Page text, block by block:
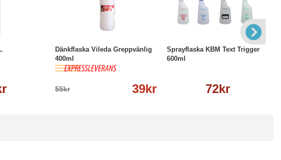
Dänkflaska Vileda Greppvänlig
400ml
55kr 39kr
Köp
Sprayflaska KBM Text Trigger
600ml
72kr
Läs mer